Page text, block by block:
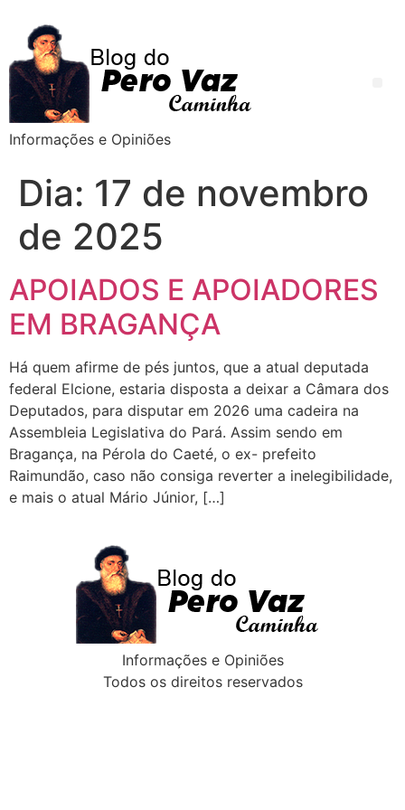
Informações e Opiniões
Dia: 17 de novembro
de 2025
APOIADOS E APOIADORES
EM BRAGANÇA
Há quem afirme de pés juntos, que a atual deputada
federal Elcione, estaria disposta a deixar a Câmara dos
Deputados, para disputar em 2026 uma cadeira na
Assembleia Legislativa do Pará. Assim sendo em
Bragança, na Pérola do Caeté, o ex- prefeito
Raimundão, caso não consiga reverter a inelegibilidade,
e mais o atual Mário Júnior, […]
Informações e Opiniões
Todos os direitos reservados